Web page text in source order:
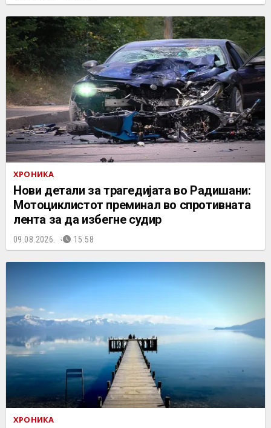
ХРОНИКА
Нови детали за трагедијата во Радишани:
Мотоциклистот преминал во спротивната
лента за да избегне судир
09.08.2026. 15:58
ХРОНИКА